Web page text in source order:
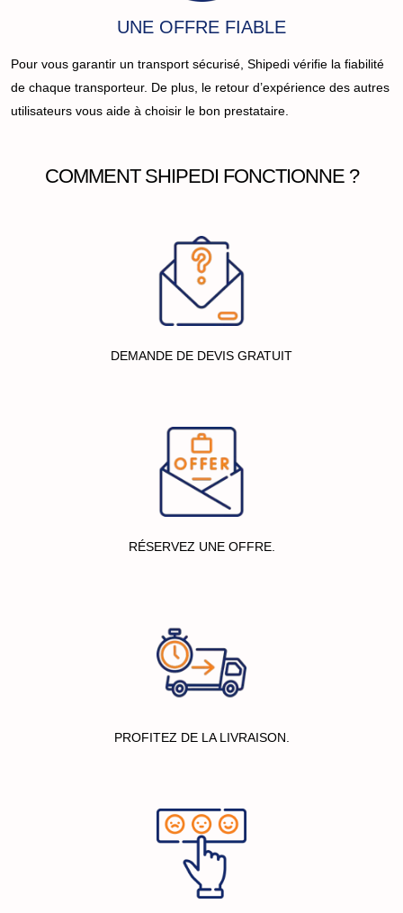
UNE OFFRE FIABLE
Pour vous garantir un transport sécurisé, Shipedi vérifie la fiabilité
de chaque transporteur. De plus, le retour d’expérience des autres
utilisateurs vous aide à choisir le bon prestataire.
COMMENT SHIPEDI FONCTIONNE ?
DEMANDE DE DEVIS GRATUIT
RÉSERVEZ UNE OFFRE.
PROFITEZ DE LA LIVRAISON.